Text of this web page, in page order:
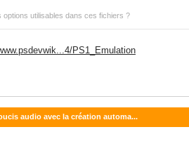
utilisables dans ces fichiers ?
PS1_Emulation
audio avec la création automa...